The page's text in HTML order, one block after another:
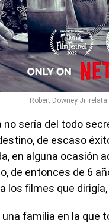
Robert Downey Jr.
sería del todo
de escaso
en alguna ocasión
de entonces de 6
los filmes que
una familia en la que